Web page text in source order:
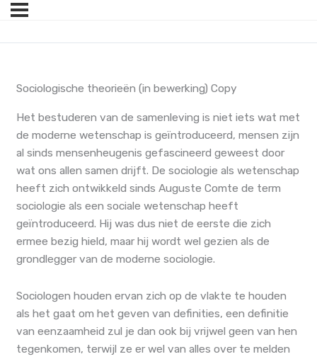
Sociologische theorieën (in bewerking) Copy
Het bestuderen van de samenleving is niet iets wat met
de moderne wetenschap is geïntroduceerd, mensen zijn
al sinds mensenheugenis gefascineerd geweest door
wat ons allen samen drijft. De sociologie als wetenschap
heeft zich ontwikkeld sinds Auguste Comte de term
sociologie als een sociale wetenschap heeft
geïntroduceerd. Hij was dus niet de eerste die zich
ermee bezig hield, maar hij wordt wel gezien als de
grondlegger van de moderne sociologie.
Sociologen houden ervan zich op de vlakte te houden
als het gaat om het geven van definities, een definitie
van eenzaamheid zul je dan ook bij vrijwel geen van hen
tegenkomen, terwijl ze er wel van alles over te melden